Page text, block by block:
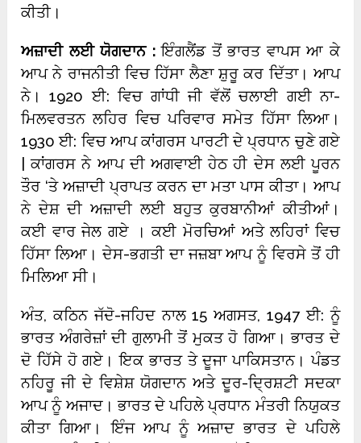
ਕੀਤੀ।
ਅਜ਼ਾਦੀ ਲਈ ਯੋਗਦਾਨ :ਇੰਗਲੈਂਡ ਤੋਂ ਭਾਰਤ ਵਾਪਸ ਆ ਕੇ
ਆਪ ਨੇ ਰਾਜਨੀਤੀ ਵਿਚ ਹਿੱਸਾ ਲੈਣਾ ਸ਼ੁਰੂ ਕਰ ਦਿੱਤਾ। ਆਪ
ਨੇ। 1920 ਈ: ਵਿਚ ਗਾਂਧੀ ਜੀ ਵੱਲੋਂ ਚਲਾਈ ਗਈ ਨਾ-
ਮਿਲਵਰਤਨ ਲਹਿਰ ਵਿਚ ਪਰਿਵਾਰ ਸਮੇਤ ਹਿੱਸਾ ਲਿਆ।
1930 ਈ: ਵਿਚ ਆਪ ਕਾਂਗਰਸ ਪਾਰਟੀ ਦੇ ਪ੍ਰਧਾਨ ਚੁਣੇ ਗਏ
| ਕਾਂਗਰਸ ਨੇ ਆਪ ਦੀ ਅਗਵਾਈ ਹੇਠ ਹੀ ਦੇਸ ਲਈ ਪੂਰਨ
ਤੌਰ ‘ਤੇ ਅਜ਼ਾਦੀ ਪ੍ਰਾਪਤ ਕਰਨ ਦਾ ਮਤਾ ਪਾਸ ਕੀਤਾ। ਆਪ
ਨੇ ਦੇਸ਼ ਦੀ ਅਜ਼ਾਦੀ ਲਈ ਬਹੁਤ ਕੁਰਬਾਨੀਆਂ ਕੀਤੀਆਂ।
ਕਈ ਵਾਰ ਜੇਲ ਗਏ । ਕਈ ਮੋਰਚਿਆਂ ਅਤੇ ਲਹਿਰਾਂ ਵਿਚ
ਹਿੱਸਾ ਲਿਆ। ਦੇਸ-ਭਗਤੀ ਦਾ ਜਜ਼ਬਾ ਆਪ ਨੂੰ ਵਿਰਸੇ ਤੋਂ ਹੀ
ਮਿਲਿਆ ਸੀ।
ਅੰਤ, ਕਠਿਨ ਜੱਦੋ-ਜਹਿਦ ਨਾਲ 15 ਅਗਸਤ, 1947 ਈ: ਨੂੰ
ਭਾਰਤ ਅੰਗਰੇਜ਼ਾਂ ਦੀ ਗੁਲਾਮੀ ਤੋਂ ਮੁਕਤ ਹੋ ਗਿਆ। ਭਾਰਤ ਦੇ
ਦੋ ਹਿੱਸੇ ਹੋ ਗਏ। ਇਕ ਭਾਰਤ ਤੇ ਦੂਜਾ ਪਾਕਿਸਤਾਨ। ਪੰਡਤ
ਨਹਿਰੂ ਜੀ ਦੇ ਵਿਸ਼ੇਸ਼ ਯੋਗਦਾਨ ਅਤੇ ਦੂਰ-ਦ੍ਰਿਸ਼ਟੀ ਸਦਕਾ
ਆਪ ਨੂੰ ਅਜਾਦ। ਭਾਰਤ ਦੇ ਪਹਿਲੇ ਪ੍ਰਧਾਨ ਮੰਤਰੀ ਨਿਯੁਕਤ
ਕੀਤਾ ਗਿਆ। ਇੰਜ ਆਪ ਨੂੰ ਅਜ਼ਾਦ ਭਾਰਤ ਦੇ ਪਹਿਲੇ